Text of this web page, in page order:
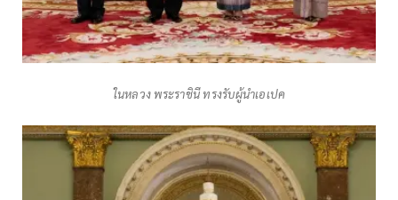
ในหลวง พระราชินี ทรงรับผู้นำเอเปค